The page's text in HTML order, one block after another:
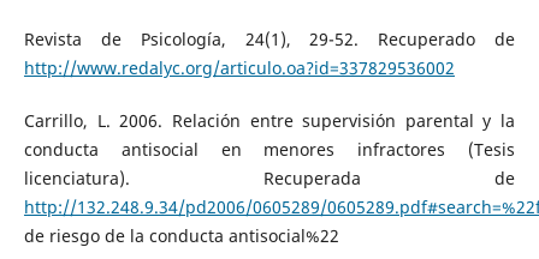
Revista de Psicología, 24(1), 29-52. Recuperado de
http://www.redalyc.org/articulo.oa?id=337829536002
Carrillo, L. 2006. Relación entre supervisión parental y la
conducta antisocial en menores infractores (Tesis
licenciatura). Recuperada de
http://132.248.9.34/pd2006/0605289/
de riesgo de la conducta antisocial%22